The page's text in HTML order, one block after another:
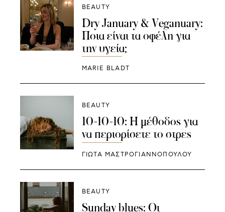
BEAUTY
Dry January & Veganuary:
Ποια είναι τα οφέλη για
την υγεία;
MARIE BLADT
BEAUTY
10-10-10: Η μέθοδος για
να περιορίσετε το στρες
ΓΙΩΤΑ ΜΑΣΤΡΟΓΙΑΝΝΟΠΟΥΛΟΥ
BEAUTY
Sunday blues: Οι